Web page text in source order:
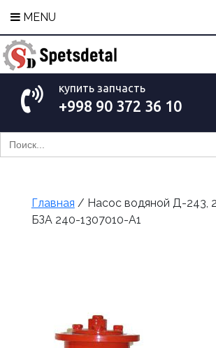
MENU
купить запчасть
+998 90 372 36 10
Search
for:
Главная / Насос водяной Д-243,
БЗА 240-1307010-А1